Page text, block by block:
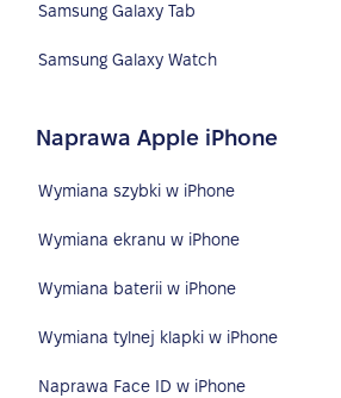
Samsung Galaxy Tab
Samsung Galaxy Watch
Naprawa Apple iPhone
Wymiana szybki w iPhone
Wymiana ekranu w iPhone
Wymiana baterii w iPhone
Wymiana tylnej klapki w iPhone
Naprawa Face ID w iPhone